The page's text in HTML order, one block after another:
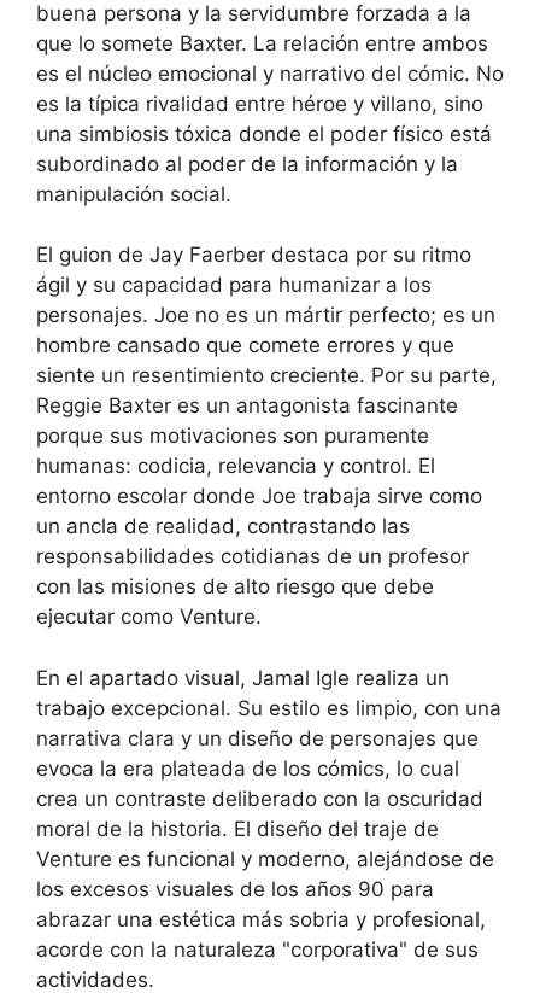
buena persona y la servidumbre forzada a la
que lo somete Baxter. La relación entre ambos
es el núcleo emocional y narrativo del cómic. No
es la típica rivalidad entre héroe y villano, sino
una simbiosis tóxica donde el poder físico está
subordinado al poder de la información y la
manipulación social.
El guion de Jay Faerber destaca por su ritmo
ágil y su capacidad para humanizar a los
personajes. Joe no es un mártir perfecto; es un
hombre cansado que comete errores y que
siente un resentimiento creciente. Por su parte,
Reggie Baxter es un antagonista fascinante
porque sus motivaciones son puramente
humanas: codicia, relevancia y control. El
entorno escolar donde Joe trabaja sirve como
un ancla de realidad, contrastando las
responsabilidades cotidianas de un profesor
con las misiones de alto riesgo que debe
ejecutar como Venture.
En el apartado visual, Jamal Igle realiza un
trabajo excepcional. Su estilo es limpio, con una
narrativa clara y un diseño de personajes que
evoca la era plateada de los cómics, lo cual
crea un contraste deliberado con la oscuridad
moral de la historia. El diseño del traje de
Venture es funcional y moderno, alejándose de
los excesos visuales de los años 90 para
abrazar una estética más sobria y profesional,
acorde con la naturaleza "corporativa" de sus
actividades.